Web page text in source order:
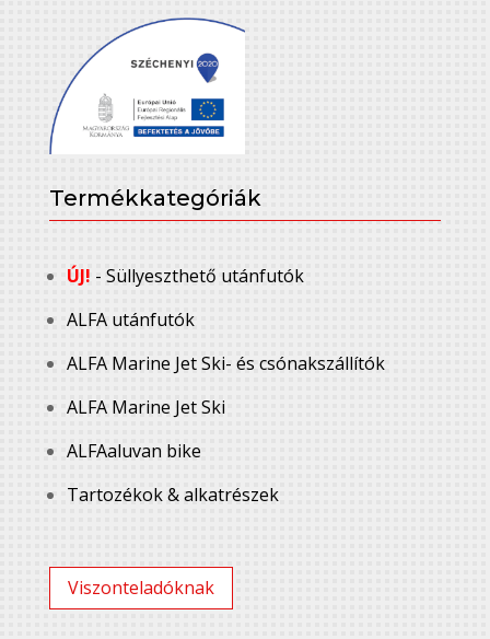
Termékkategóriák
ÚJ! - Süllyeszthető utánfutók
ALFA utánfutók
ALFA Marine Jet Ski- és csónakszállítók
ALFA Marine Jet Ski
ALFAaluvan bike
Tartozékok & alkatrészek
Viszonteladóknak